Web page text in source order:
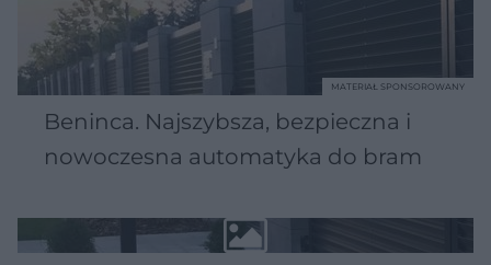
Beninca. Najszybsza, bezpieczna i
nowoczesna automatyka do bram
MATERIAŁ SPONSOROWANY